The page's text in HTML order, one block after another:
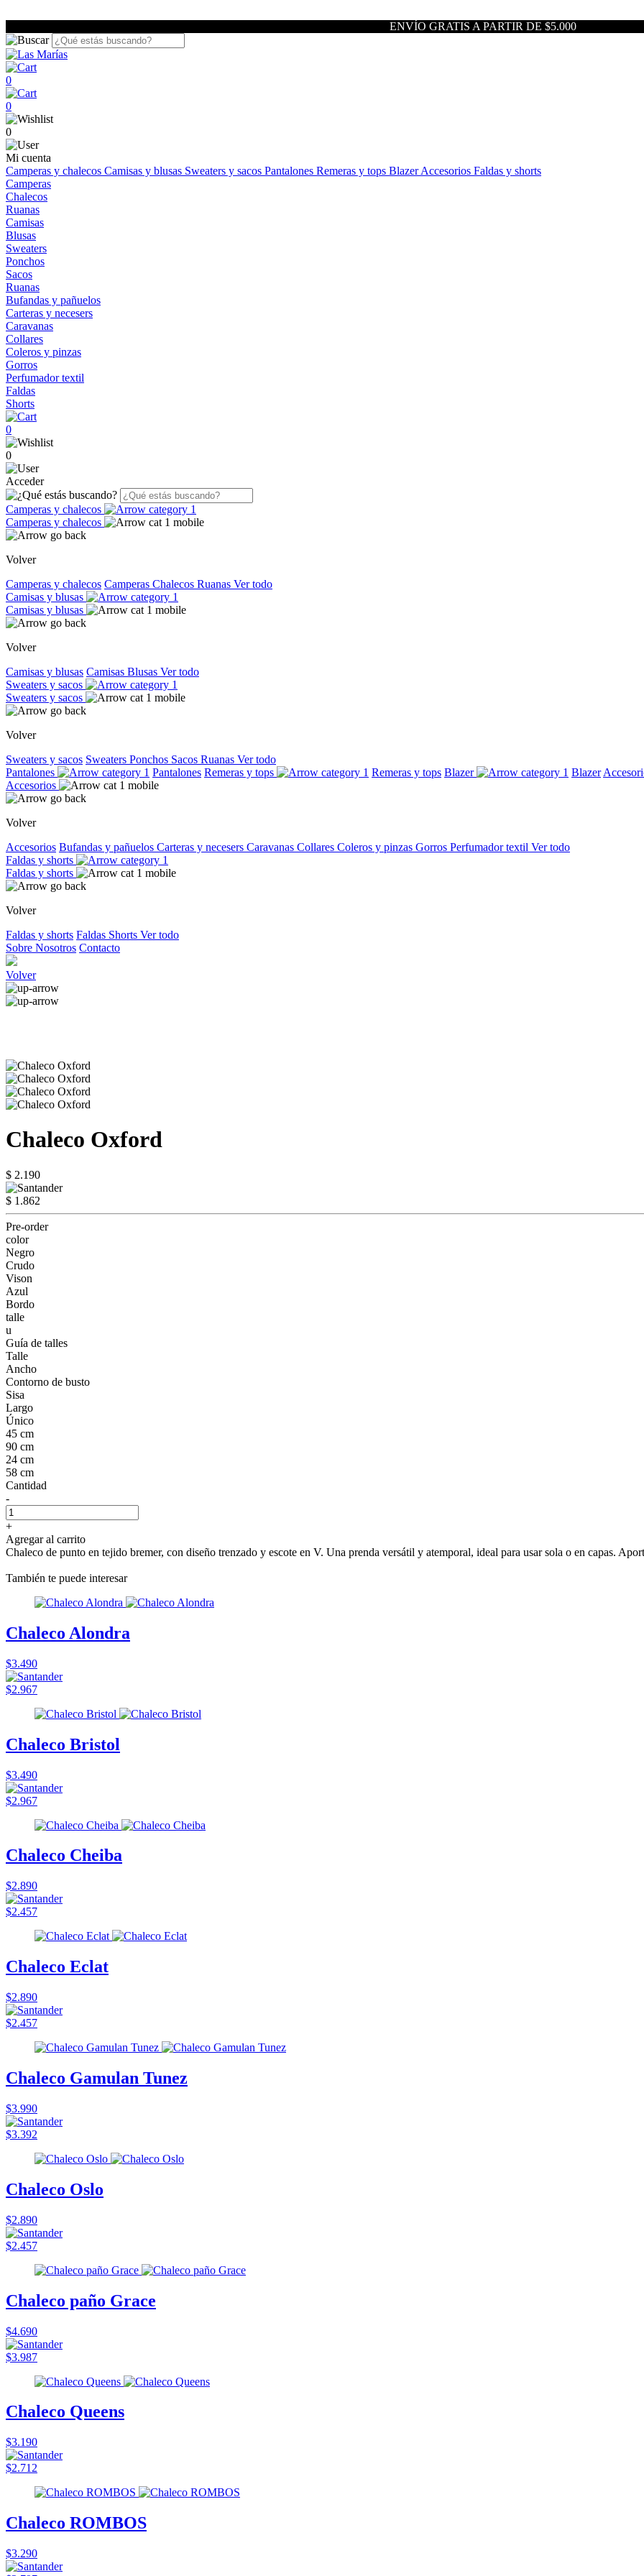
ENVÍO GRATIS A PARTIR DE $5.000
0
0
0
Mi cuenta
Camperas y chalecos Camisas y blusas Sweaters y sacos Pantalones Remeras y tops BlazerAccesorios Faldas y shorts
Camperas
Chalecos
Ruanas
Camisas
Blusas
Sweaters
Ponchos
Sacos
Ruanas
Bufandas y pañuelos
Carteras y necesers
Caravanas
Collares
Coleros y pinzas
Gorros
Perfumador textil
Faldas
Shorts
0
0
Acceder
Camperas y chalecos
Camperas y chalecos
Volver
Camperas y chalecos Camperas Chalecos Ruanas Ver todo
Camisas y blusas
Camisas y blusas
Volver
Camisas y blusas Camisas Blusas Ver todo
Sweaters y sacos
Sweaters y sacos
Volver
Sweaters y sacos Sweaters Ponchos Sacos Ruanas Ver todo
Pantalones
Pantalones Remeras y tops Remeras y tops Blazer Blazer
Accesorios
Volver
Accesorios Bufandas y pañuelos Carteras y necesers Caravanas Collares Coleros y pinzas Gorros Perfumador textil Ver todo
Faldas y shorts
Faldas y shorts
Volver
Faldas y shorts Faldas Shorts Ver todo
Sobre Nosotros Contacto
Volver
Chaleco Oxford
$ 2.190
$ 1.862
Pre-order
color
Negro
Crudo
Vison
Azul
Bordo
talle
u
Guía de talles
Talle
Ancho
Contorno de busto
Sisa
Largo
Único
45 cm
90 cm
24 cm
58 cm
Cantidad
-
+
Agregar al carrito
Chaleco de punto en tejido bremer, con diseño trenzado y escote en V. Una prenda versátil y atemporal, ideal para usar sola o en capas.
También te puede interesar
Chaleco Alondra
$3.490
$2.967
Chaleco Bristol
$3.490
$2.967
Chaleco Cheiba
$2.890
$2.457
Chaleco Eclat
$2.890
$2.457
Chaleco Gamulan Tunez
$3.990
$3.392
Chaleco Oslo
$2.890
$2.457
Chaleco paño Grace
$4.690
$3.987
Chaleco Queens
$3.190
$2.712
Chaleco ROMBOS
$3.290